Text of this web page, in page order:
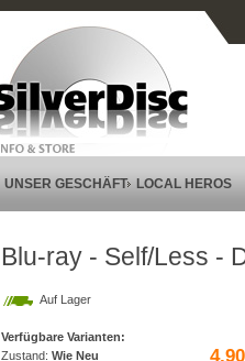
UNSER GESCHÄFT LOCAL HEROS
Blu-ray - Self/Less -
Auf Lager
Verfügbare Varianten:
Zustand: Wie Neu